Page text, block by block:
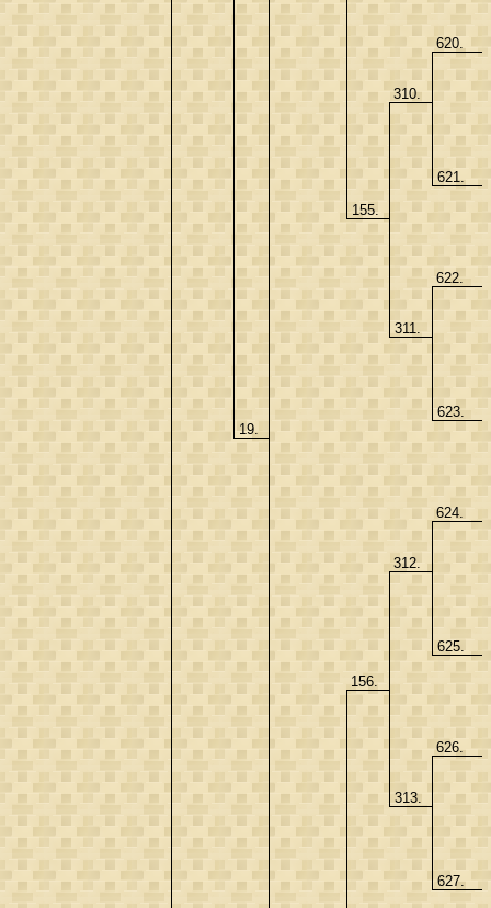
19.
155.
310.
620.
621.
311.
622.
623.
156.
312.
624.
625.
313.
626.
627.